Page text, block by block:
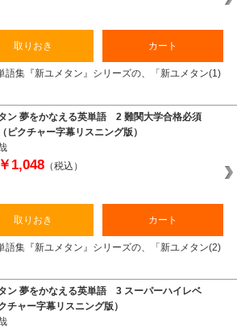
取りおき カート
集『新ユメタン』シリーズの、「新ユメタン(1)
ン 夢をかなえる英単語 2 難関大学合格必須
ピクチャー字幕リスニング版）
￥1,048 （税込）
取りおき カート
集『新ユメタン』シリーズの、「新ユメタン(2)
ン 夢をかなえる英単語 3 スーパーハイレベ
チャー字幕リスニング版）